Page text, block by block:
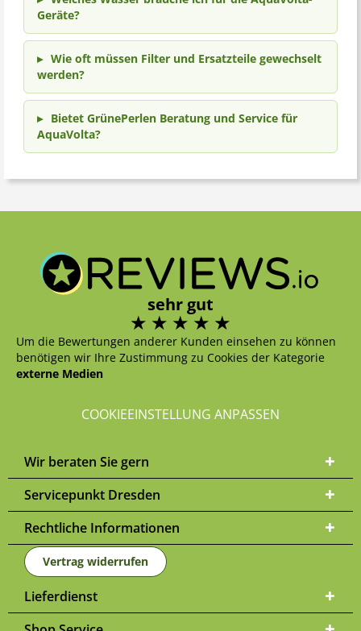
Geräte?
Wie oft müssen Filter und Ersatzteile gewechselt
werden?
Bietet GrünePerlen Beratung und Service für
AquaVolta?
sehr gut
Um die Bewertungen anderer Kunden einsehen zu können
benötigen wir Ihre Zustimmung zu Cookies der Kategorie
externe Medien
COOKIEEINSTELLUNG ANPASSEN
Wir beraten Sie gern
Servicepunkt Dresden
Rechtliche Informationen
Vertrag widerrufen
Lieferdienst